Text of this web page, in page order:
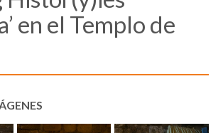
en el Templo de